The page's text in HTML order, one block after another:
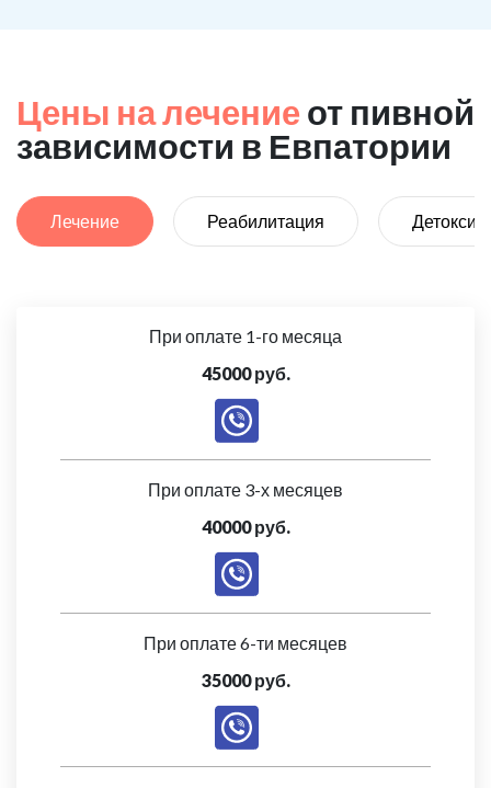
Цены на лечение от пивной
зависимости в Евпатории
Лечение Реабилитация
При оплате 1-го месяца
45000 руб.
При оплате 3-х месяцев
40000 руб.
При оплате 6-ти месяцев
35000 руб.